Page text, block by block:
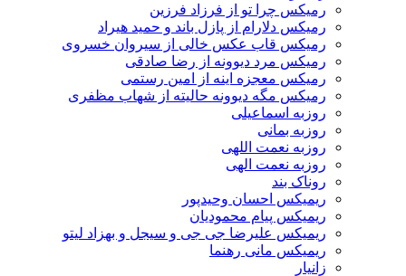
رمیکس چرا تو از فرزاد فرزین
رمیکس دلارام از پازل باند و حمید هیراد
رمیکس قاب عکس خالی از سیروان خسروی
رمیکس مرد دیوونه از رضا صادقی
رمیکس معجزه اینه از امین رستمی
رمیکس مگه دیوونه حالیته از شهاب مظفری
روزبه اسماعیلی
روزبه بمانی
روزبه نعمت اللهی
روزبه نعمت الهی
روناک بند
ریمیکس احسان وحیدپور
ریمیکس پیام محمودیان
ریمیکس علیرضا جی جی و سیجل و بهزاد لیتو
ریمیکس مانی رهنما